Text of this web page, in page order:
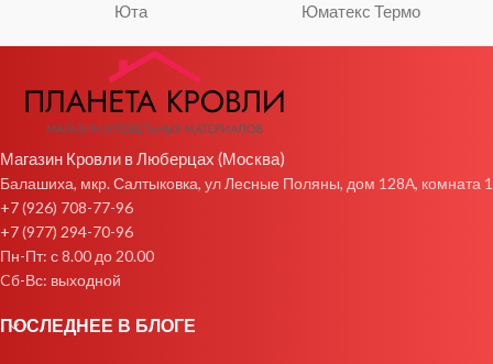
Юта Юматекс Термо
Магазин Кровли в Люберцах (Москва)
Балашиха, мкр. Салтыковка, ул Лесные Поляны, дом 128А, комната 1
+7 (926) 708-77-96
+7 (977) 294-70-96
Пн-Пт: с 8.00 до 20.00
Cб-Вс: выходной
ПОСЛЕДНЕЕ В БЛОГЕ